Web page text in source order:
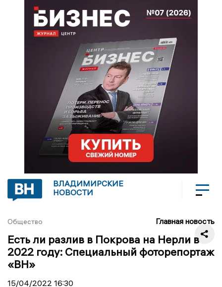
ВЛАДИМИРСКИЕ
НОВОСТИ
Общество Главная новость
Есть ли разлив в Покрова на Нерли в
2022 году: Специальный фоторепортаж
«ВН»
15/04/2022 16:30